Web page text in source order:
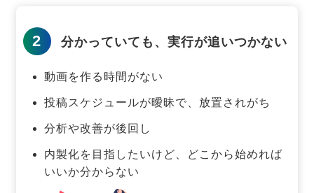
2 分かっていても、実行が追いつかない
動画を作る時間がない
投稿スケジュールが曖昧で、放置されがち
分析や改善が後回し
内製化を目指したいけど、どこから始めれば
いいか分からない